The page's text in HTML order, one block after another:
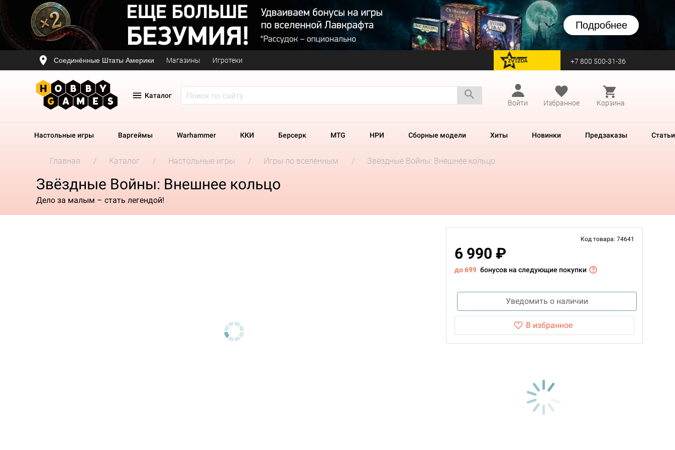
Подробнее
Соединённые Штаты Америки Магазины Игротеки перейти на Zvezda +7 800 500-31-36
Каталог
Войти
Избранное Корзина
Настольные игры Варгеймы Warhammer ККИ Берсерк MTG НРИ Сборные модели Хиты Новинки Предзаказы Статьи
Главная Каталог Настольные игры Игры по вселенным Звёздные Войны: Внешнее кольцо
Звёздные Войны: Внешнее кольцо
Дело за малым – стать легендой!
Код товара: 74641
6 990 ₽
до 699 бонусов на следующие покупки
Уведомить о наличии
В избранное